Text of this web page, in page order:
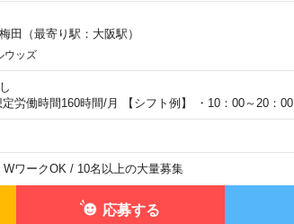
田（最寄り駅：大阪駅）
ウッズ
労働時間160時間/月 【シフト例】 ・10：00～20：00
ワークOK / 10名以上の大量募集
応募する